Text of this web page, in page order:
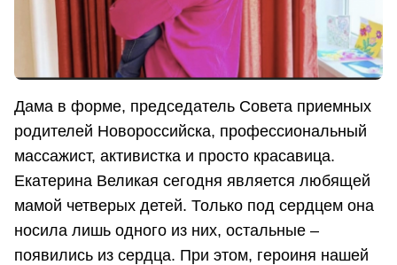
Дама в форме, председатель Совета приемных
родителей Новороссийска, профессиональный
массажист, активистка и просто красавица.
Екатерина Великая сегодня является любящей
мамой четверых детей. Только под сердцем она
носила лишь одного из них, остальные –
появились из сердца. При этом, героиня нашей